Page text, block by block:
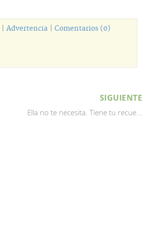
Advertencia Comentarios (0)
SIGUIENTE
Ella no te necesita. Tiene tu recue...